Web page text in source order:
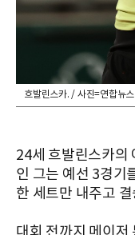
흐발린스카. / 사진=연합뉴스
24세 흐발린스카의
인 그는 예선 3경기
한 세트만 내주고